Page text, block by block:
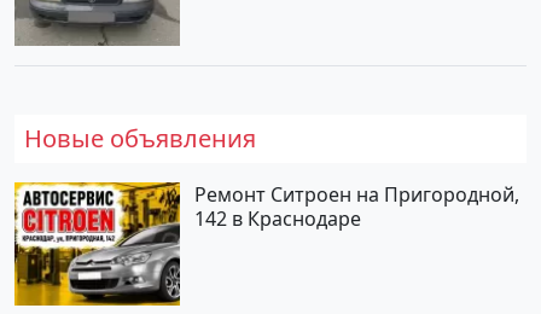
Новые объявления
Ремонт Ситроен на Пригородной,
142 в Краснодаре